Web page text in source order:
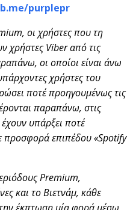
purplepr
οι χρήστες που τη
χρήστες Viber από τις
οι οποίοι είναι άνω
χρήστες του
ποτέ προηγουμένως τις
παραπάνω, στις
υπάρξει ποτέ
προσφορά επιπέδου «Spotify
Premium,
και το Βιετνάμ, κάθε